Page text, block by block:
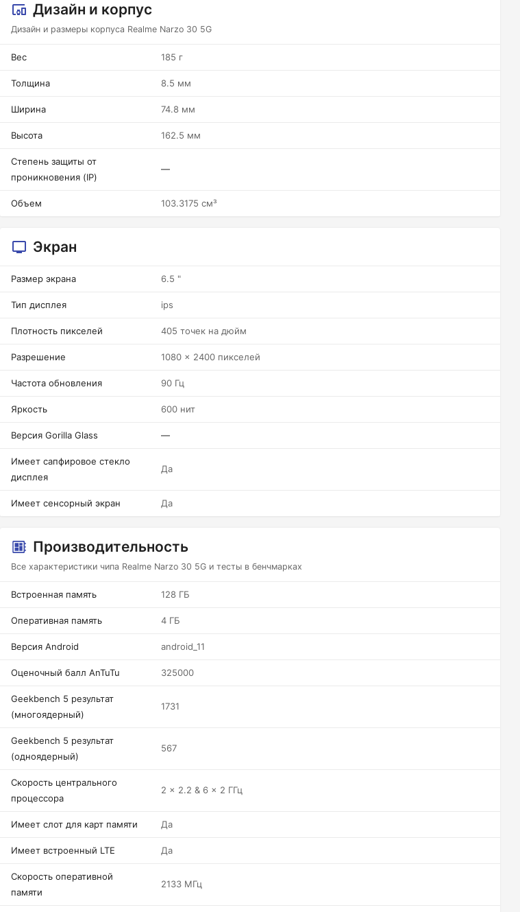
Дизайн и корпус
Дизайн и размеры корпуса Realme Narzo 30 5G
Вес 185 г
Толщина 8.5 мм
Ширина 74.8 мм
Высота 162.5 мм
Степень защиты от
проникновения (IP)
—
Объем 103.3175 см³
Экран
Размер экрана 6.5 "
Тип дисплея ips
Плотность пикселей 405 точек на дюйм
Разрешение 1080 x 2400 пикселей
Частота обновления 90 Гц
Яркость 600 нит
Версия Gorilla Glass —
Имеет сапфировое стекло
дисплея
Да
Имеет сенсорный экран Да
Производительность
Все характеристики чипа Realme Narzo 30 5G и тесты в бенчмарках
Встроенная память 128 ГБ
Оперативная память 4 ГБ
Версия Android android_11
Оценочный балл AnTuTu 325000
Geekbench 5 результат
(многоядерный)
1731
Geekbench 5 результат
(одноядерный)
567
Скорость центрального
процессора
2 x 2.2 & 6 x 2 ГГц
Имеет слот для карт памяти Да
Имеет встроенный LTE Да
Скорость оперативной
памяти
2133 МГц